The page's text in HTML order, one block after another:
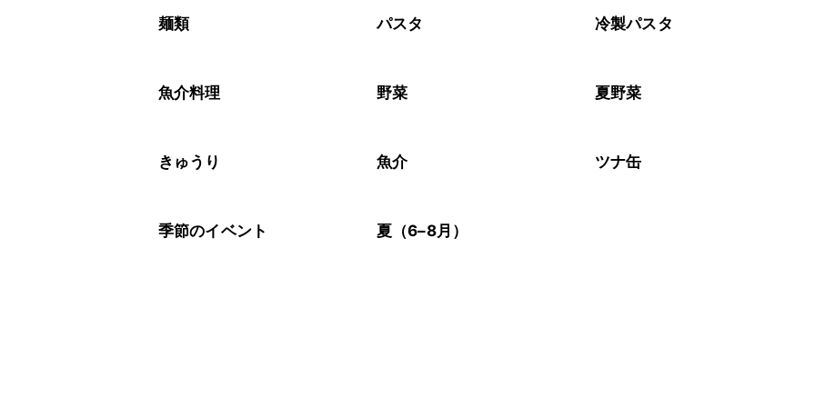
※日持ちは目安です。
麺類 パスタ 冷製パスタ
魚介料理 野菜 夏野菜
きゅうり 魚介 ツナ缶
季節のイベント 夏（6–8月）